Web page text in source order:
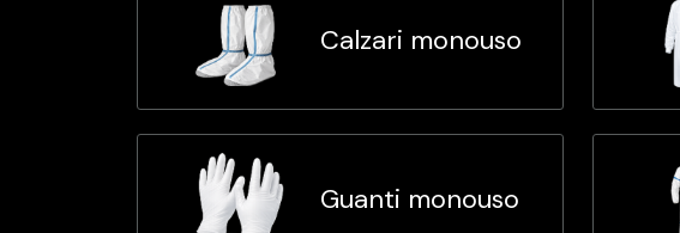
Calzari monouso
Guanti monouso